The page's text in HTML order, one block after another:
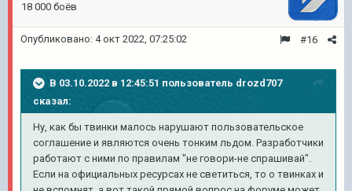
18 000 боёв
#16
Опубликовано: 4 окт 2022, 07:25:02
В 03.10.2022 в 12:45:51 пользователь drozd707
сказал:
Ну, как бы твинки малось нарушают пользовательское
соглашение и являются очень тонким льдом. Разработчики
работают с ними по правилам "не говори-не спрашивай".
Если на официальных ресурсах не светиться, то о твинках и